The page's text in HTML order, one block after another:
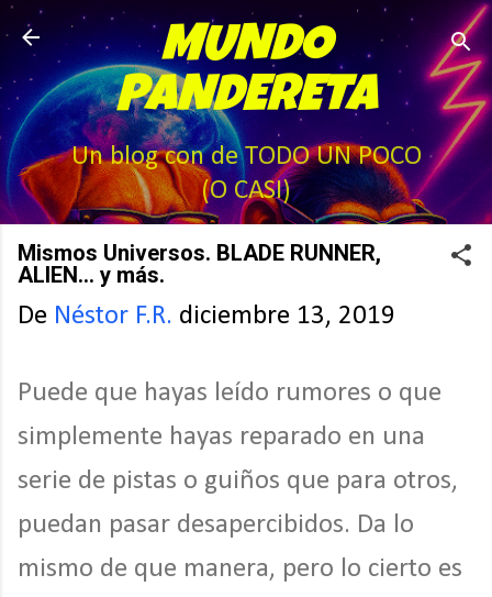
Ir al contenido principal
MUNDO
PANDERETA
Un blog con de TODO UN POCO
(O CASI)
Mismos Universos. BLADE RUNNER,
ALIEN... y más.
De Néstor F.R. diciembre 13, 2019
Puede que hayas leído rumores o que
simplemente hayas reparado en una
serie de pistas o guiños que para otros,
puedan pasar desapercibidos. Da lo
mismo de que manera, pero lo cierto es